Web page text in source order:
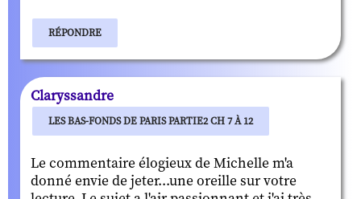
RÉPONDRE
Claryssandre
LES BAS-FONDS DE PARIS PARTIE2 CH 7 À 12
Le commentaire élogieux de Michelle m'a
donné envie de jeter...une oreille sur votre